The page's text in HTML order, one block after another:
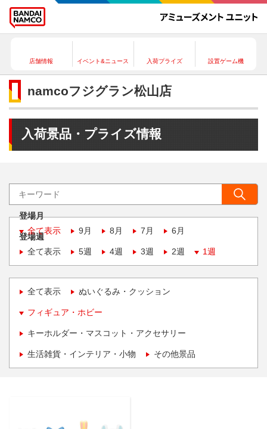
店舗情報 イベント&ニュース 入荷プライズ 設置ゲーム機
namcoフジグラン松山店
入荷景品・プライズ情報
登場月
全て表示
9月 8月 7月 6月
登場週
全て表示
5週 4週 3週 2週 1週
全て表示 ぬいぐるみ・クッション
フィギュア・ホビー
キーホルダー・マスコット・アクセサリー
生活雑貨・インテリア・小物 その他景品